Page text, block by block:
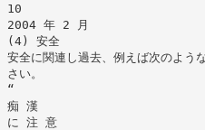
10
2004 年 2 月
(4) 安全
安全に関連し過去、例えば次のよう
さい。
“
痴 漢
に 注 意